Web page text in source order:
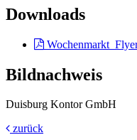
Downloads
Bildnachweis
Duisburg Kontor GmbH
zurück